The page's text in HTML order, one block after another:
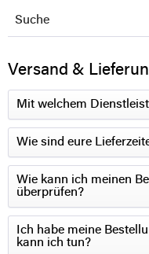
Versand &
Mit welchem
Wie sind eure
Wie kann ich meinen
überprüfen?
Ich habe meine
kann ich tun?